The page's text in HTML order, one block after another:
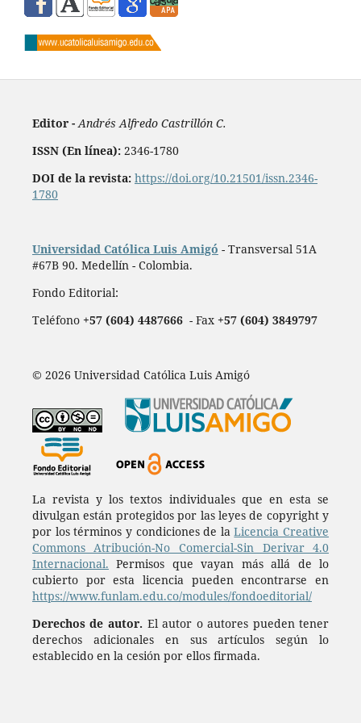
Editor - Andrés Alfredo Castrillón C.
ISSN (En línea): 2346-1780
DOI de la revista: https://doi.org/10.21501/issn.2346-
1780
Universidad Católica Luis Amigó - Transversal 51A
#67B 90. Medellín - Colombia.
Fondo Editorial:
Teléfono +57 (604) 4487666- Fax +57 (604) 3849797
© 2026 Universidad Católica Luis Amigó
La revista y los textos individuales que en esta se
divulgan están protegidos por las leyes de copyright y
por los términos y condiciones de laLicencia Creative
Commons Atribución-No Comercial-Sin Derivar 4.0
Internacional. Permisos que vayan más allá de lo
cubierto por esta licencia pueden encontrarse en
https://www.funlam.edu.co/modules/fondoeditorial/
Derechos de autor. El autor o autores pueden tener
derechos adicionales en sus artículos según lo
establecido en la cesión por ellos firmada.